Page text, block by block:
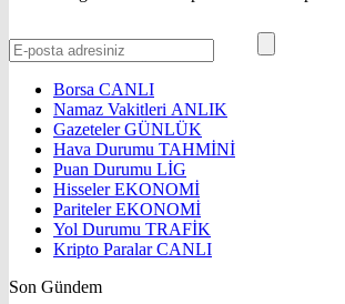
Borsa CANLI
Namaz Vakitleri ANLIK
GazetelerGÜNLÜK
Hava Durumu TAHMİNİ
Puan Durumu LİG
HisselerEKONOMİ
ParitelerEKONOMİ
Yol Durumu TRAFİK
Kripto ParalarCANLI
Son Gündem